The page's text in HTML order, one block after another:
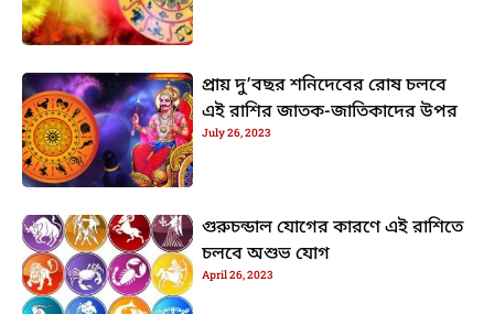
প্রায় দু’বছর শনিদেবের রোষ চলবে
এই রাশির জাতক-জাতিকাদের উপর
July 26, 2023
গুরুচন্ডাল যোগের কারণে এই রাশিতে
চলবে অশুভ যোগ
April 26, 2023